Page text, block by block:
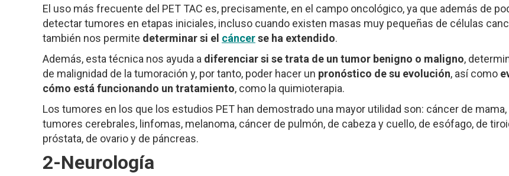
El uso más frecuente del PET TAC es, precisamente, en el campo oncológico, ya que además de
detectar tumores en etapas iniciales, incluso cuando existen masas muy pequeñas de células
también nos permite determinar si el cáncerse ha extendido.
Además, esta técnica nos ayuda a diferenciar si se trata de un tumor benigno o maligno,
de malignidad de la tumoración y, por tanto, poder hacer un pronóstico de su evolución, así como
cómo está funcionando un tratamiento, como la quimioterapia.
Los tumores en los que los estudios PET han demostrado una mayor utilidad son: cáncer de
tumores cerebrales, linfomas, melanoma, cáncer de pulmón, de cabeza y cuello, de esófago, de
próstata, de ovario y de páncreas.
2-Neurología